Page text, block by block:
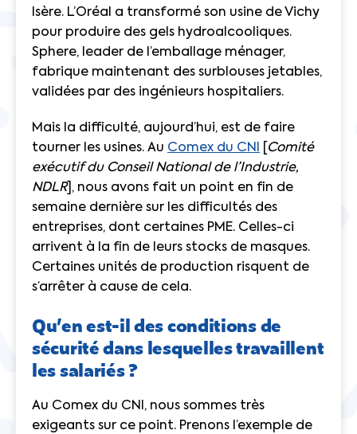
Isère. L’Oréal a transformé son usine de Vichy
pour produire des gels hydroalcooliques.
Sphere, leader de l’emballage ménager,
fabrique maintenant des surblouses jetables,
validées par des ingénieurs hospitaliers.
Mais la difficulté, aujourd’hui, est de faire
tourner les usines. Au Comex du CNI
Comité
exécutif du Conseil National de l’Industrie,
NDLR], nous avons fait un point en fin de
semaine dernière sur les difficultés des
entreprises, dont certaines PME. Celles-ci
arrivent à la fin de leurs stocks de masques.
Certaines unités de production risquent de
s’arrêter à cause de cela.
Qu’en est-il des conditions de
sécurité dans lesquelles travaillent
les salariés ?
Au Comex du CNI, nous sommes très
exigeants sur ce point. Prenons l’exemple de